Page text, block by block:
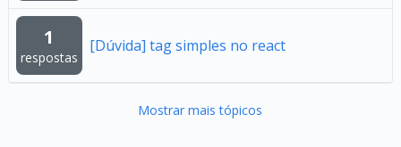
1
respostas
[Dúvida] tag simples no react
Mostrar mais tópicos